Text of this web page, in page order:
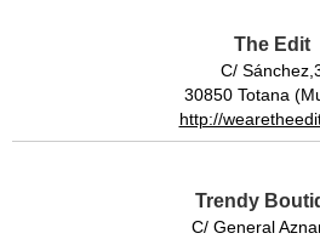
The Edit
C/
30850 Totana
http://
Trendy
C/ General